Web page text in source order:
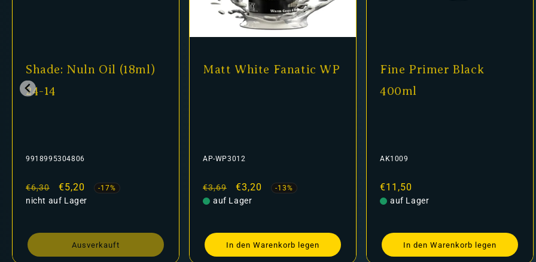
Shade: Nuln Oil (18ml)
24-14
9918995304806
Normaler
Preis
€6,30 Verkaufspreis
€5,20 -17%
nicht auf Lager
Ausverkauft
Matt White Fanatic WP
AP-WP3012
Normaler
Preis
€3,69 Verkaufspreis
€3,20 -13%
auf Lager
In den Warenkorb legen
Fine Primer Black
400ml
AK1009
Normaler
Preis
€11,50
auf Lager
In den Warenkorb legen